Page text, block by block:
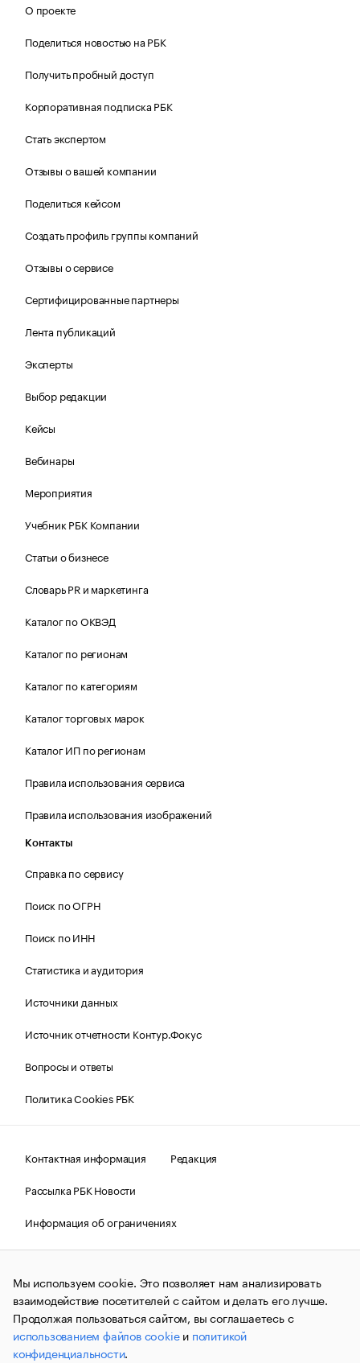
О проекте
Поделиться новостью на РБК
Получить пробный доступ
Корпоративная подписка РБК
Стать экспертом
Отзывы о вашей компании
Поделиться кейсом
Создать профиль группы компаний
Отзывы о сервисе
Сертифицированные партнеры
Лента публикаций
Эксперты
Выбор редакции
Кейсы
Вебинары
Мероприятия
Учебник РБК Компании
Статьи о бизнесе
Словарь PR и маркетинга
Каталог по ОКВЭД
Каталог по регионам
Каталог по категориям
Каталог торговых марок
Каталог ИП по регионам
Правила использования сервиса
Правила использования изображений
Контакты
Справка по сервису
Поиск по ОГРН
Поиск по ИНН
Статистика и аудитория
Источники данных
Источник отчетности Контур.Фокус
Вопросы и ответы
Политика Cookies РБК
Контактная информация
Редакция
Рассылка РБК Новости
Информация об ограничениях
Правовая информация
О соблюдении авторских прав
© АО «РОСБИЗНЕСКОНСАЛТИНГ»,1995–2026.Сообщения
и материалы информационного агентства «РБК»
(зарегистрировано Федеральной службой по надзору в сфере
связи, информационных технологий и массовых
коммуникаций (Роскомнадзор) 09.12.2015 за номером ИА
№ФС77-63848) сопровождаются пометкой «РБК». Отдельные
Мы используем cookie. Это позволяет нам анализировать
взаимодействие посетителей с сайтом и делать его лучше.
Продолжая пользоваться сайтом, вы соглашаетесь с
использованием файлов cookieи политикой
конфиденциальности.